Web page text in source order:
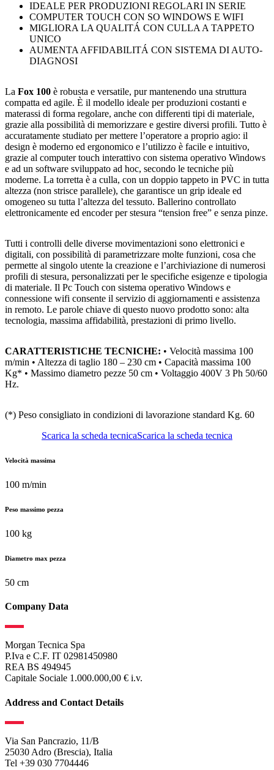
IDEALE PER PRODUZIONI REGOLARI IN SERIE
COMPUTER TOUCH CON SO WINDOWS E WIFI
MIGLIORA LA QUALITÁ CON CULLA A TAPPETO
UNICO
AUMENTA AFFIDABILITÁ CON SISTEMA DI AUTO-
DIAGNOSI
La Fox 100 è robusta e versatile, pur mantenendo una struttura
compatta ed agile. È il modello ideale per produzioni costanti e
materassi di forma regolare, anche con differenti tipi di materiale,
grazie alla possibilità di memorizzare e gestire diversi profili. Tutto è
accuratamente studiato per mettere l’operatore a proprio agio: il
design è moderno ed ergonomico e l’utilizzo è facile e intuitivo,
grazie al computer touch interattivo con sistema operativo Windows
e ad un software sviluppato ad hoc, secondo le tecniche più
moderne. La torretta è a culla, con un doppio tappeto in PVC in tutta
altezza (non strisce parallele), che garantisce un grip ideale ed
omogeneo su tutta l’altezza del tessuto. Ballerino controllato
elettronicamente ed encoder per stesura “tension free” e senza pinze.
Tutti i controlli delle diverse movimentazioni sono elettronici e
digitali, con possibilità di parametrizzare molte funzioni, cosa che
permette al singolo utente la creazione e l’archiviazione di numerosi
profili di stesura, personalizzati per le specifiche esigenze e tipologia
di materiale. Il Pc Touch con sistema operativo Windows e
connessione wifi consente il servizio di aggiornamenti e assistenza
in remoto. Le parole chiave di questo nuovo prodotto sono: alta
tecnologia, massima affidabilità, prestazioni di primo livello.
CARATTERISTICHE TECNICHE: • Velocità massima 100
m/min • Altezza di taglio 180 – 230 cm • Capacità massima 100
Kg* • Massimo diametro pezze 50 cm • Voltaggio 400V 3 Ph 50/60
Hz.
(*) Peso consigliato in condizioni di lavorazione standard Kg. 60
Scarica la scheda tecnicaScarica la scheda tecnica
Velocità massima
100 m/min
Peso massimo pezza
100 kg
Diametro max pezza
50 cm
Company Data
Morgan Tecnica Spa
P.Iva e C.F. IT 02981450980
REA BS 494945
Capitale Sociale 1.000.000,00 € i.v.
Address and Contact Details
Via San Pancrazio, 11/B
25030 Adro (Brescia), Italia
Tel +39 030 7704446